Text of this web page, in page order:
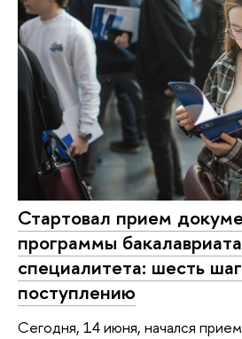
Стартовал прием
программы
специалитета: шесть
поступлению
Сегодня, 14 июня, начался